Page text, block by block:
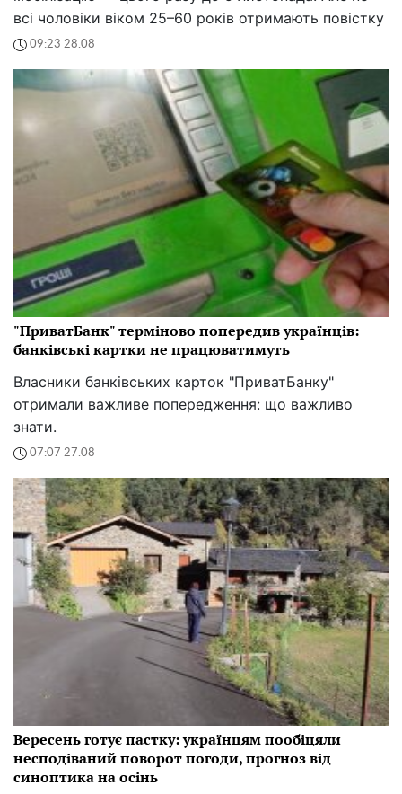
всі чоловіки віком 25–60 років отримають повістку
09:23 28.08
"ПриватБанк" терміново попередив українців:
банківські картки не працюватимуть
Власники банківських карток "ПриватБанку"
отримали важливе попередження: що важливо
знати.
07:07 27.08
Вересень готує пастку: українцям пообіцяли
несподіваний поворот погоди, прогноз від
синоптика на осінь